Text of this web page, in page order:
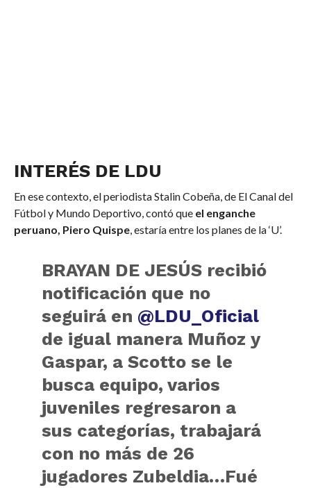
INTERÉS DE LDU
En ese contexto, el periodista Stalin Cobeña, de El Canal del
Fútbol y Mundo Deportivo, contó que el enganche
peruano, Piero Quispe, estaría entre los planes de la ‘U’.
BRAYAN DE JESÚS recibió
notificación que no
seguirá en @LDU_Oficial
de igual manera Muñoz y
Gaspar, a Scotto se le
busca equipo, varios
juveniles regresaron a
sus categorías, trabajará
con no más de 26
jugadores Zubeldia…Fué